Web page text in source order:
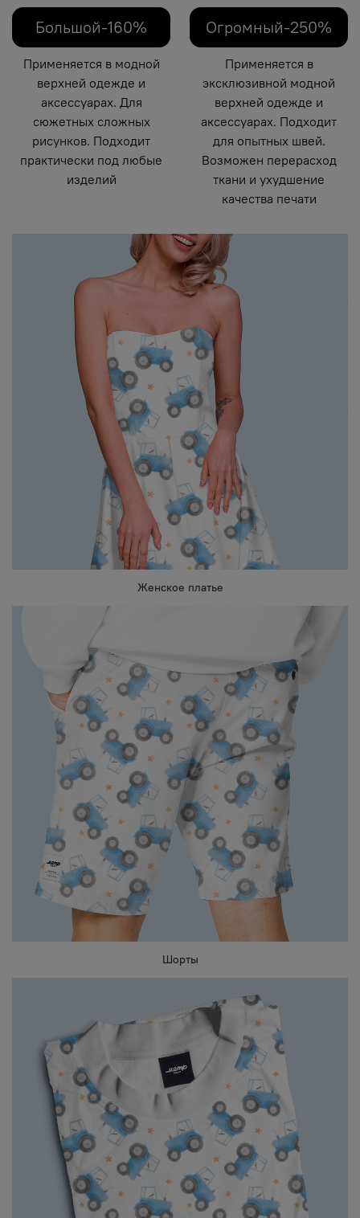
Большой-160%
Применяется в модной
верхней одежде и
аксессуарах. Для
сюжетных сложных
рисунков. Подходит
практически под любые
изделий
Огромный-250%
Применяется в
эксклюзивной модной
верхней одежде и
аксессуарах. Подходит
для опытных швей.
Возможен перерасход
ткани и ухудшение
качества печати
Женское платье
Шорты